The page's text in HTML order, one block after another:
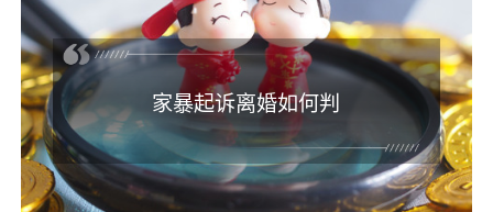
家暴起诉离婚如何判